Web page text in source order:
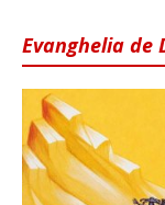
Evanghelia de